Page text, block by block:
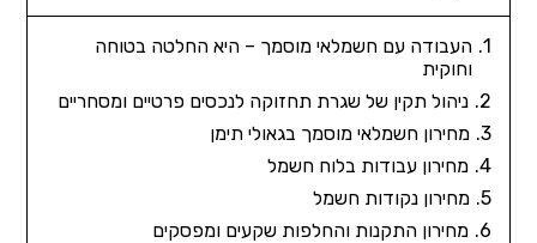
העבודה עם חשמלאי מוסמך – היא החלטה בטוחה
וחוקית
ניהול תקין של שגרת תחזוקה לנכסים פרטיים ומסחריים
מחירון חשמלאי מוסמך בגאולי תימן
מחירון עבודות בלוח חשמל
מחירון נקודות חשמל
מחירון התקנות והחלפות שקעים ומפסקים